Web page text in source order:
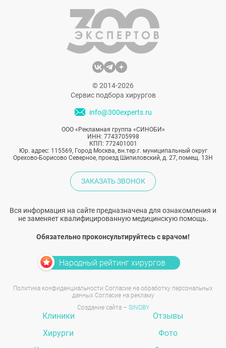
© 2014-2026
Сервис подбора хирургов
info@300experts.ru
ООО «Рекламная группа «СИНОБИ»
ИНН: 7743705998
КПП: 772401001
Юр. адрес: 115569, Город Москва, вн.тер.г. муниципальный округ
Орехово-Борисово Северное, проезд Шипиловский, д. 27, помещ. 13Н
ЗАКАЗАТЬ ЗВОНОК
Вся информация на сайте предназначена для ознакомления и
не заменяет квалифицированную медицинскую помощь.
Обязательно проконсультируйтесь с врачом!
Народный рейтинг хирургов
Политика конфиденциальности Согласие на обработку персональных
данных Согласие на рекламу
Создание сайта – SINOBY
Клиники
Хирурги
Отзывы
Фото